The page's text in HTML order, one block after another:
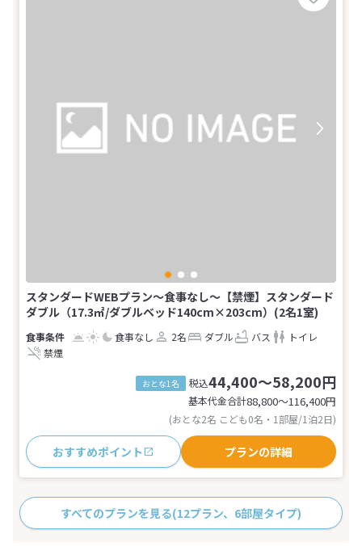
スタンダードWEBプラン～食事なし～【禁煙】スタンダード
ダブル（17.3㎡/ダブルベッド140cm×203cm）(2名1室)
食事なし 2名 ダブル バス
トイレ
禁煙
おとな1名 税込44,400～58,200円
基本代金合計88,800〜116,400円
(おとな2名 こども0名・1部屋/1泊2日)
おすすめポイント プランの詳細
すべてのプランを見る(12プラン、6部屋タイプ)